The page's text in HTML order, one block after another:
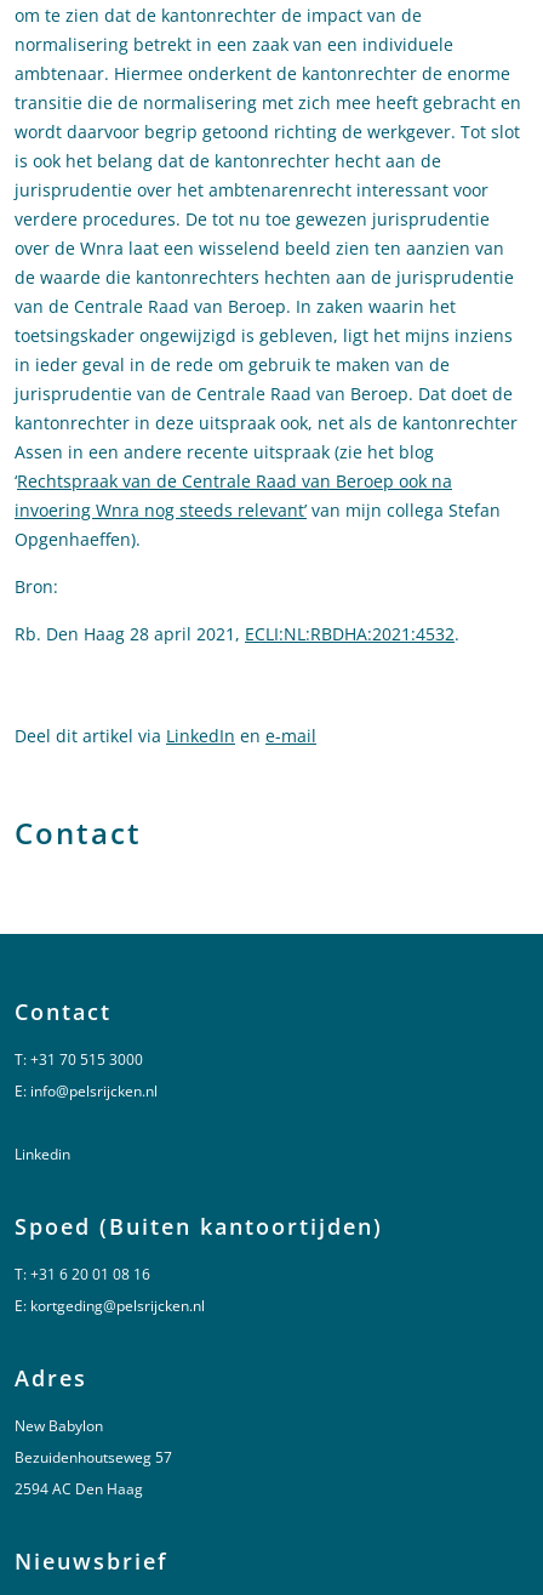
om te zien dat de kantonrechter de impact van de
normalisering betrekt in een zaak van een individuele
ambtenaar. Hiermee onderkent de kantonrechter de enorme
transitie die de normalisering met zich mee heeft gebracht en
wordt daarvoor begrip getoond richting de werkgever. Tot slot
is ook het belang dat de kantonrechter hecht aan de
jurisprudentie over het ambtenarenrecht interessant voor
verdere procedures. De tot nu toe gewezen jurisprudentie
over de Wnra laat een wisselend beeld zien ten aanzien van
de waarde die kantonrechters hechten aan de jurisprudentie
van de Centrale Raad van Beroep. In zaken waarin het
toetsingskader ongewijzigd is gebleven, ligt het mijns inziens
in ieder geval in de rede om gebruik te maken van de
jurisprudentie van de Centrale Raad van Beroep. Dat doet de
kantonrechter in deze uitspraak ook, net als de kantonrechter
Assen in een andere recente uitspraak (zie het blog
‘Rechtspraak van de Centrale Raad van Beroep ook na
invoering Wnra nog steeds relevant’ van mijn collega Stefan
Opgenhaeffen).
Bron:
Rb. Den Haag 28 april 2021, ECLI:NL:RBDHA:2021:4532.
Deel dit artikel via LinkedIn en e-mail
Contact
Contact
T:+31 70 515 3000
E: info@pelsrijcken.nl
Linkedin
Spoed (Buiten kantoortijden)
T:+31 6 20 01 08 16
E: kortgeding@pelsrijcken.nl
Adres
New Babylon
Bezuidenhoutseweg 57
2594 AC Den Haag
Nieuwsbrief